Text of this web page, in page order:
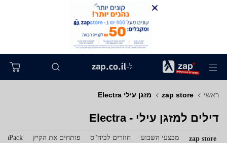
ל-
ראשי zap store מזגן עילי Electra
דילים למזגן עילי - Electra
zap store מבצעי השבוע חוזרים לביה"ס פותחים את הקיץ zaPack